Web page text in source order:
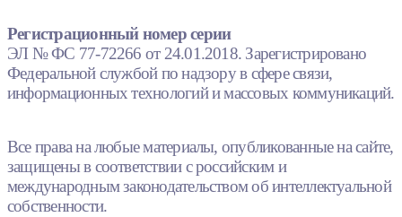
Регистрационный номер серии
ЭЛ № ФС 77-72266 от 24.01.2018. Зарегистрировано
Федеральной службой по надзору в сфере связи,
информационных технологий и массовых коммуникаций.
Все права на любые материалы, опубликованные на сайте,
защищены в соответствии с российским и
международным законодательством об интеллектуальной
собственности.